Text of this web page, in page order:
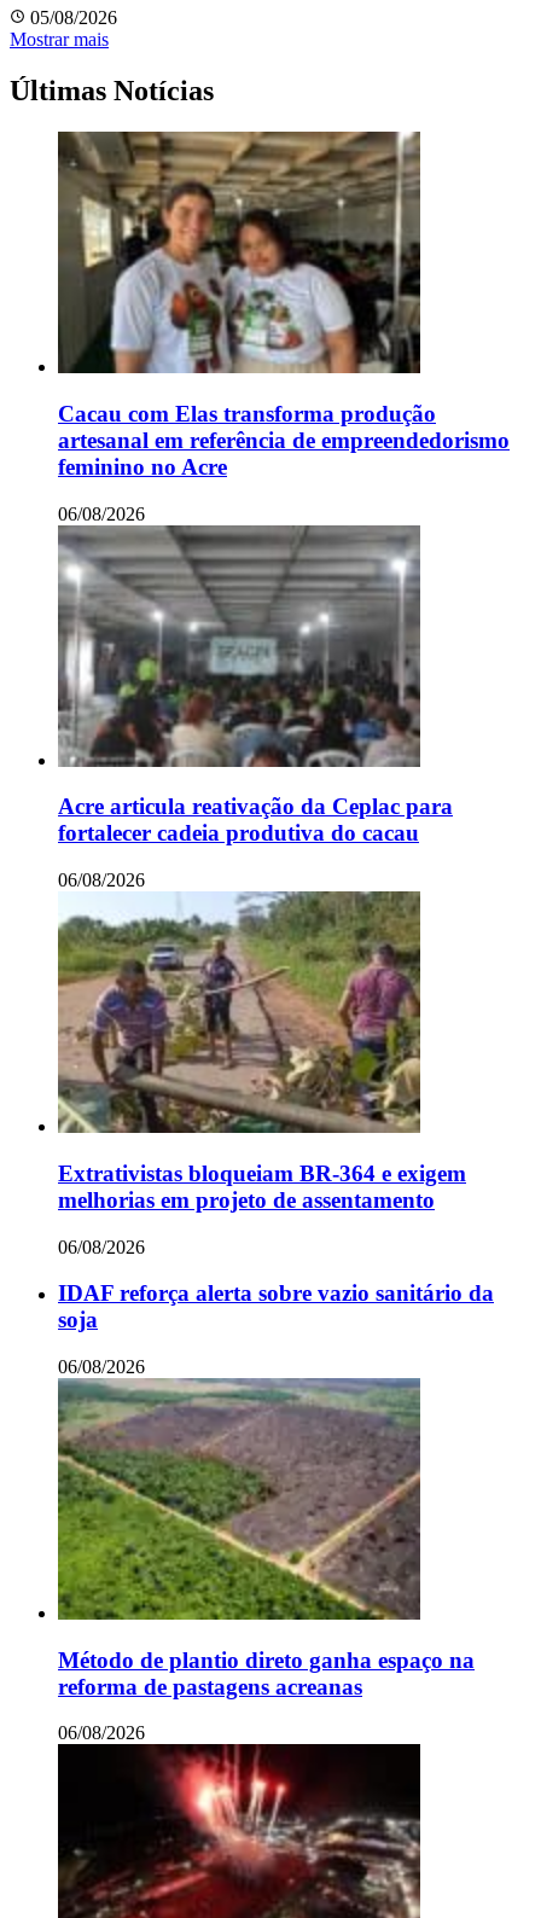
05/08/2026
Mostrar mais
Últimas Notícias
Cacau com Elas transforma produção
artesanal em referência de empreendedorismo
feminino no Acre
06/08/2026
Acre articula reativação da Ceplac para
fortalecer cadeia produtiva do cacau
06/08/2026
Extrativistas bloqueiam BR-364 e exigem
melhorias em projeto de assentamento
06/08/2026
IDAF reforça alerta sobre vazio sanitário da
soja
06/08/2026
Método de plantio direto ganha espaço na
reforma de pastagens acreanas
06/08/2026